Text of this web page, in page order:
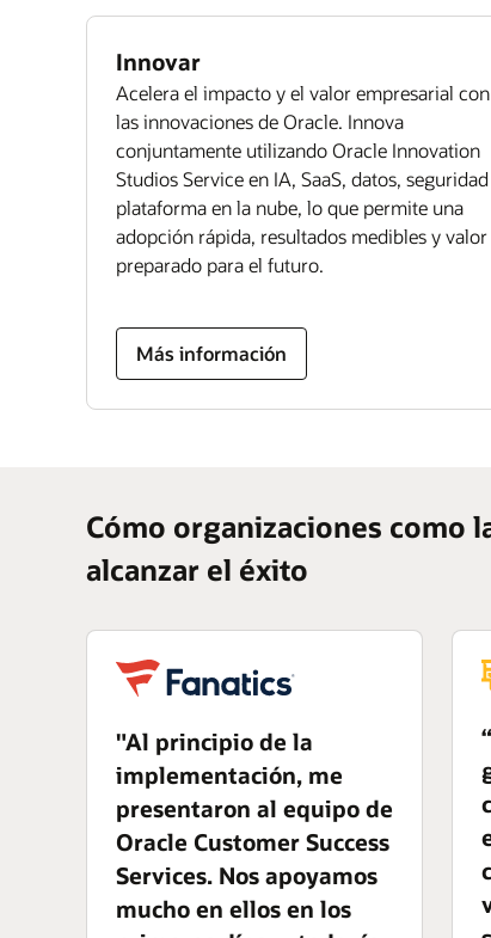
Innovar
Acelera el impacto y el valor empresarial con
las innovaciones de Oracle. Innova
conjuntamente utilizando Oracle Innovation
Studios Service en IA, SaaS, datos,
plataforma en la nube, lo que permite una
adopción rápida, resultados medibles y valor
preparado para el futuro.
Más información
Cómo organizaciones como
alcanzar el éxito
"Al principio de la
implementación, me
presentaron al equipo de
Oracle Customer Success
Services. Nos apoyamos
mucho en ellos en los